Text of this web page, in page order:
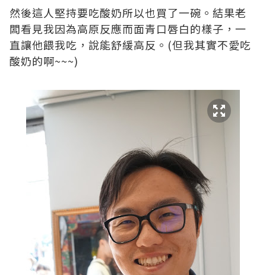
然後這人堅持要吃酸奶所以也買了一碗。結果老
闆看見我因為高原反應而面青口唇白的樣子，一
直讓他餵我吃，說能舒緩高反。(但我其實不愛吃
酸奶的啊~~~)